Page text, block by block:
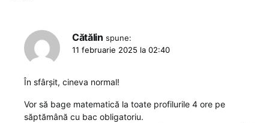
Cătălin spune:
11 februarie 2025 la 02:40
În sfârșit, cineva normal!
Vor să bage matematică la toate profilurile 4 ore pe
săptămână cu bac obligatoriu.